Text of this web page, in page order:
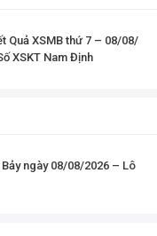
Quả XSMB thứ 7 – 08/08/
XSKT Nam Định
ngày 08/08/2026 – Lô